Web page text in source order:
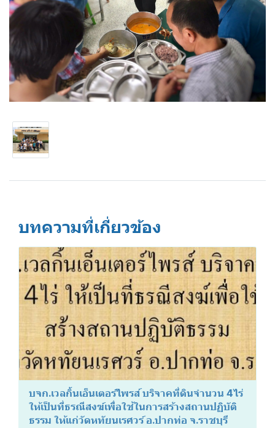
บทความที่เกี่ยวข้อง
บจก.เวลกิ้นเอ็นเตอร์ไพรส์ บริจาคที่ดินจำนวน 4ไร่
ให้เป็นที่ธรณีสงฆ์เพื่อใช้ในการสร้างสถานปฏิบัติ
ธรรม ให้แก่วัดหทัยนเรศวร์ อ.ปากท่อ จ.ราชบุรี